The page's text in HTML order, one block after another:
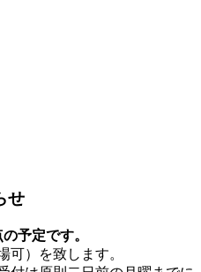
せ
予定です。
可）を致します。